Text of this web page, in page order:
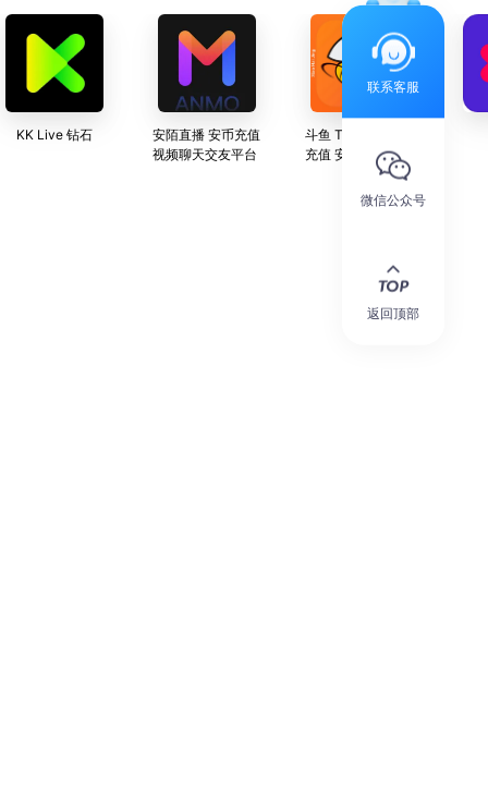
KK Live 钻石
安陌直播 安币充值
视频聊天交友平台
斗鱼 TV鱼翅 自动
充值 安全秒到账
联系客服
微信公众号
返回顶部